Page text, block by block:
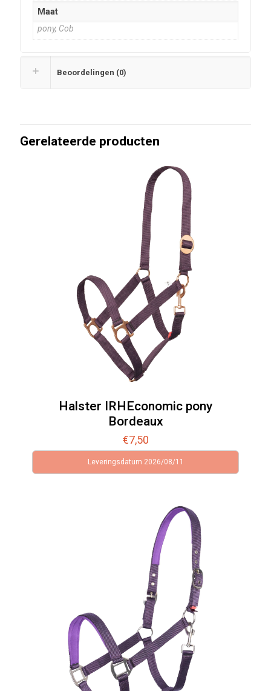
Maat
pony, Cob
Beoordelingen (0)
Gerelateerde producten
Halster IRHEconomic pony
Bordeaux
€7,50
Leveringsdatum 2026/08/11